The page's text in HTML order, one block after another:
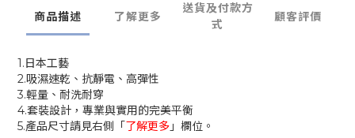
商品描述 了解更多
送貨及付款方
式
顧客評價
1.日本工藝
2.吸濕速乾、抗靜電、高彈性
3.輕量、耐洗耐穿
4.套裝設計，專業與實用的完美平衡
5.產品尺寸請見右側「了解更多 」欄位。